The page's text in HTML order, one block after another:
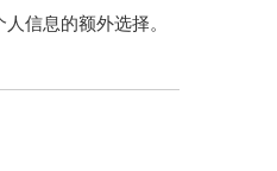
信息的额外选择。